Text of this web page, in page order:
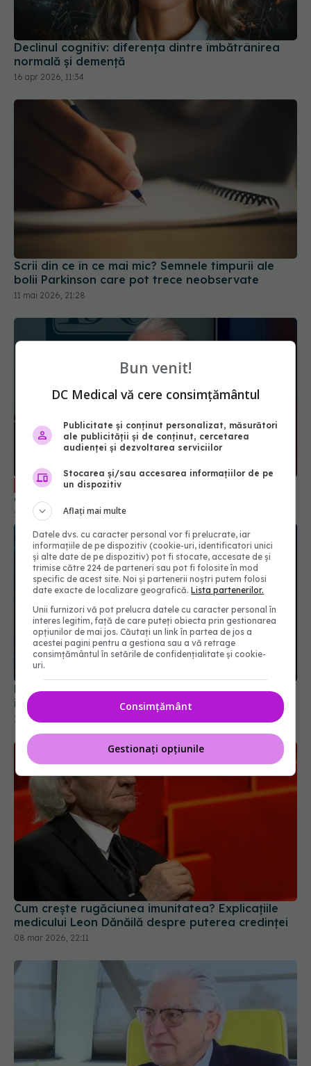
Declinul cognitiv: diferența dintre îmbătrânirea
normală și demență
16 apr 2026, 11:34
Scrii din ce în ce mai mic? Semnele timpurii ale
bolii Parkinson care pot trece neobservate
11 mai 2026, 21:28
EXCLUSIV Greșeala pe care o faci dimineața și
care îți distruge creierul. Vlad Ciurea, avertisment
21 ian 2026, 08:39
Poate influența prima relație intimă felul în care
îmbătrânește creierul? Răspunsul cercetătorilor
14 iun 2026, 18:00
Cum crește rugăciunea imunitatea? Explicațiile
medicului Leon Dănăilă despre puterea credinței
08 mar 2026, 22:11
Bun venit!
DC Medical vă cere consimțământul
Publicitate și conținut personalizat, măsurători
ale publicității și de conținut, cercetarea
audienței și dezvoltarea serviciilor
Stocarea și/sau accesarea informațiilor de pe
un dispozitiv
Aflați mai multe
Datele dvs. cu caracter personal vor fi prelucrate, iar
informațiile de pe dispozitiv (cookie-uri, identificatori unici
și alte date de pe dispozitiv) pot fi stocate, accesate de și
trimise către 224 de parteneri sau pot fi folosite în mod
specific de acest site. Noi și partenerii noștri putem folosi
date exacte de localizare geografică.Lista partenerilor.
Unii furnizori vă pot prelucra datele cu caracter personal în
interes legitim, față de care puteți obiecta prin gestionarea
opțiunilor de mai jos. Căutați un link în partea de jos a
acestei pagini pentru a gestiona sau a vă retrage
consimțământul în setările de confidențialitate și cookie-
uri.
Consimțământ
Gestionați opțiunile